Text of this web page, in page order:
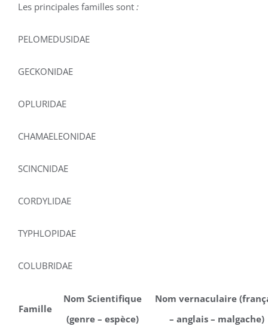
Les principales familles sont :
PELOMEDUSIDAE
GECKONIDAE
OPLURIDAE
CHAMAELEONIDAE
SCINCNIDAE
CORDYLIDAE
TYPHLOPIDAE
COLUBRIDAE
Famille
Nom Scientifique
(genre – espèce)
Nom vernaculaire
– anglais – malgache)